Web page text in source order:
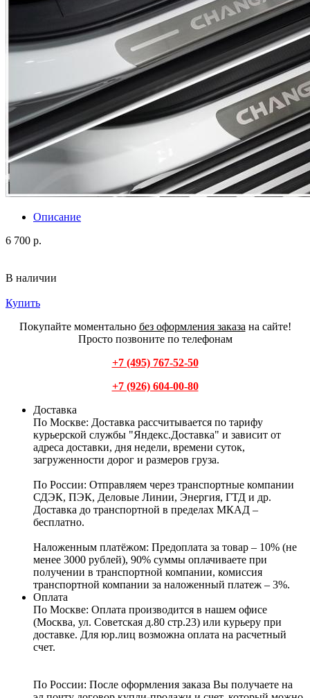
Описание
6 700 р.
В наличии
Купить
Покупайте моментально без оформления заказа на сайте!
Просто позвоните по телефонам
+7 (495) 767-52-50
+7 (926) 604-00-80
Доставка
По Москве: Доставка рассчитывается по тарифу
курьерской службы "Яндекс.Доставка" и зависит от
адреса доставки, дня недели, времени суток,
загруженности дорог и размеров груза.
По России: Отправляем через транспортные компании
СДЭК, ПЭК, Деловые Линии, Энергия, ГТД и др.
Доставка до транспортной в пределах МКАД –
бесплатно.
Наложенным платёжом: Предоплата за товар – 10% (не
менее 3000 рублей), 90% суммы оплачиваете при
получении в транспортной компании, комиссия
транспортной компании за наложенный платеж – 3%.
Оплата
По Москве: Оплата производится в нашем офисе
(Москва, ул. Советская д.80 стр.23) или курьеру при
доставке. Для юр.лиц возможна оплата на расчетный
счет.
По России: После оформления заказа Вы получаете на